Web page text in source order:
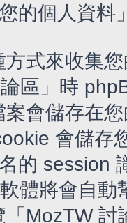
的個人資料
式來收集
論區」時
會儲存在
會儲存
的 session
體將會自動
「MozTW